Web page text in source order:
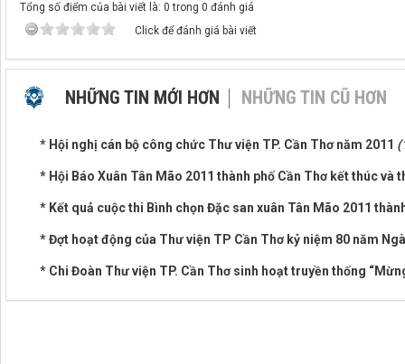
Tổng số điểm của bài viết là: 0 trong 0 đánh giá
Click để đánh giá bài viết
NHỮNG TIN MỚI HƠN NHỮNG TIN CŨ HƠN
* Hội nghị cán bộ công chức Thư viện TP. Cần Thơ năm 2011
* Hội Báo Xuân Tân Mão 2011 thành phố Cần Thơ kết thúc và
* Kết quả cuộc thi Bình chọn Đặc san xuân Tân Mão 2011
* Đợt hoạt động của Thư viện TP Cần Thơ kỷ niệm 80 năm
* Chi Đoàn Thư viện TP. Cần Thơ sinh hoạt truyền thống